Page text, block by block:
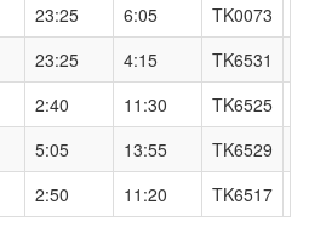
23:25 6:05 TK0073
23:25 4:15 TK6531
2:40 11:30 TK6525
5:05 13:55 TK6529
2:50 11:20 TK6517